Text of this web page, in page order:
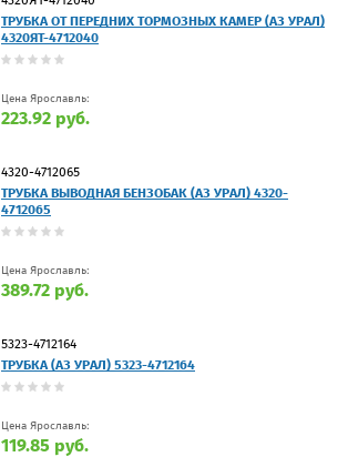
ТРУБКА ОТ ПЕРЕДНИХ ТОРМОЗНЫХ КАМЕР (АЗ УРАЛ)
4320ЯТ-4712040
Цена Ярославль:
223.92 руб.
4320-4712065
ТРУБКА ВЫВОДНАЯ БЕНЗОБАК (АЗ УРАЛ) 4320-
4712065
Цена Ярославль:
389.72 руб.
5323-4712164
ТРУБКА (АЗ УРАЛ) 5323-4712164
Цена Ярославль:
119.85 руб.